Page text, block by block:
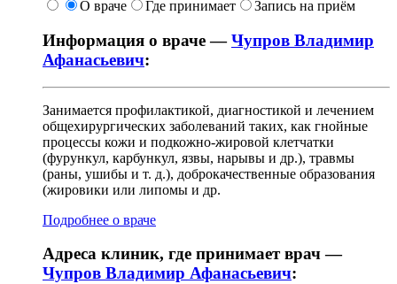
О враче Где принимает Запись на приём
Информация о враче —Чупров Владимир
Афанасьевич:
Занимается профилактикой, диагностикой и лечением
общехирургических заболеваний таких, как гнойные
процессы кожи и подкожно-жировой клетчатки
(фурункул, карбункул, язвы, нарывы и др.), травмы
(раны, ушибы и т. д.), доброкачественные образования
(жировики или липомы и др.
Подробнее о враче
Адреса клиник, где принимает врач —
Чупров Владимир Афанасьевич: